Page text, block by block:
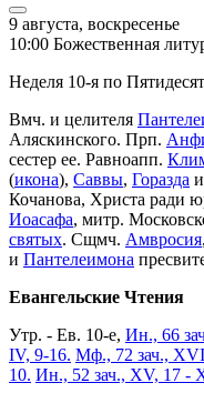
9 августа, воскресенье
10:00 Божественная
Неделя 10-я по
Вмч. и целителя
Аляскинского. Прп.
сестер ее. Равноапп.
(икона), Саввы, Горазда и
Кочанова, Христа ради
Иоасафа, митр.
святых. Сщмч. Амвросия
и Пантелеимона
Евангельские Чтения
Утр. - Ев. 10-е, Ин., 66
IV, 9-16. Мф., 72 зач.,
10. Ин., 52 зач., XV, 17 -